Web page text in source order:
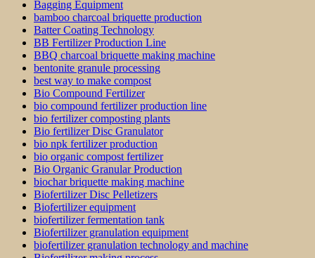
Bagging Equipment
bamboo charcoal briquette production
Batter Coating Technology
BB Fertilizer Production Line
BBQ charcoal briquette making machine
bentonite granule processing
best way to make compost
Bio Compound Fertilizer
bio compound fertilizer production line
bio fertilizer composting plants
Bio fertilizer Disc Granulator
bio npk fertilizer production
bio organic compost fertilizer
Bio Organic Granular Production
biochar briquette making machine
Biofertilizer Disc Pelletizers
Biofertilizer equipment
biofertilizer fermentation tank
Biofertilizer granulation equipment
biofertilizer granulation technology and machine